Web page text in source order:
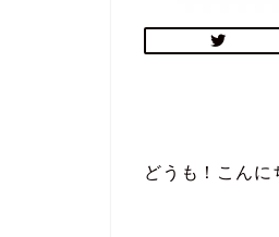
どうも！こんに